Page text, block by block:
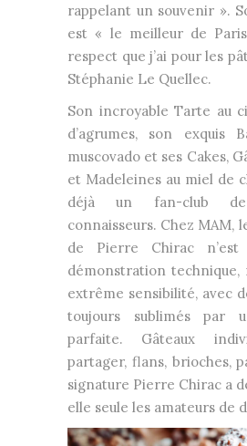
rappelant un souvenir ».
est « le meilleur de
respect que j’ai pour les
Stéphanie Le Quellec.
Son incroyable Tarte au
d’agrumes, son exquis
muscovado et ses Cakes,
et Madeleines au miel de
déjà un fan-club de
connaisseurs. Chez MAM,
de Pierre Chirac
démonstration technique,
extrême sensibilité, avec
toujours sublimés par
parfaite. Gâteaux
partager, flans, brioches,
signature Pierre Chirac a
elle seule les amateurs de